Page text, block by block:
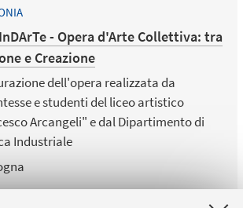
- Opera d'Arte Collettiva: tra
e Creazione
dell'opera realizzata da
e studenti del liceo artistico
Arcangeli" e dal Dipartimento di
Industriale